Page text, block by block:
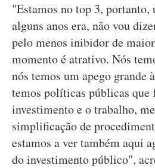
"Estamos no top 3, portanto,
alguns anos era, não vou
pelo menos inibidor de
momento é atrativo. Nós
nós temos um apego grande
temos políticas públicas que
investimento e o trabalho,
simplificação de
estamos a ver também aqui
do investimento público",